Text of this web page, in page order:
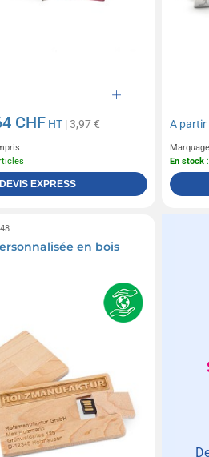
CHF HT| 3,97 €
DEVIS EXPRESS
A
En stock
en bois